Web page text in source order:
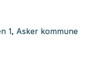
1, Asker kommune